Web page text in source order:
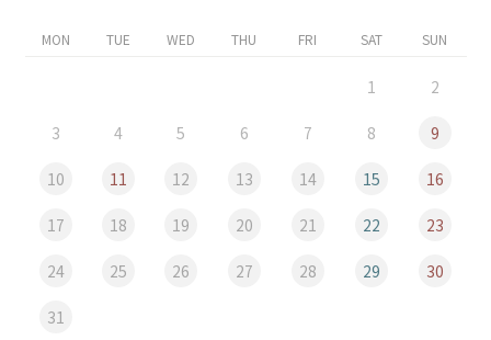
MON TUE WED THU FRI SAT SUN
1 2
3 4 5 6 7 8 9
10 11 12 13 14 15 16
17 18 19 20 21 22 23
24 25 26 27 28 29 30
31